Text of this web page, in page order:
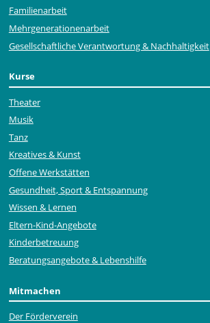
Familienarbeit
Mehr­generationen­arbeit
Gesellschaftliche Verantwortung & Nachhaltigkeit
Kurse
Theater
Musik
Tanz
Kreatives & Kunst
Offene Werkstätten
Gesundheit, Sport & Entspannung
Wissen & Lernen
Eltern-Kind-Angebote
Kinderbetreuung
Beratungsangebote & Lebenshilfe
Mitmachen
Der Förderverein